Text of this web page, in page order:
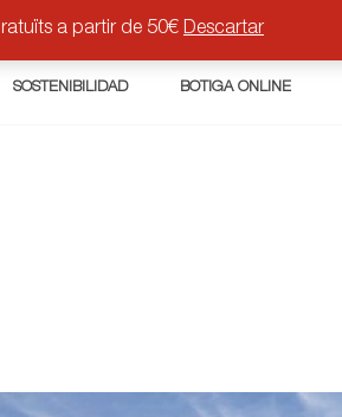
SOSTENIBILIDAD BOTIGA ONLINE
a partir de 50€ Descartar